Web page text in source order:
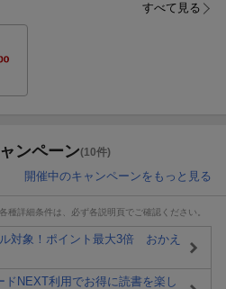
すべて見る
ンペーン(10件)
開催中のキャンペーンをもっと見る
詳細条件は、必ず各説明頁でご確認ください。
対象！ポイント最大3倍 おかえ
ドNEXT利用でお得に読書を楽し